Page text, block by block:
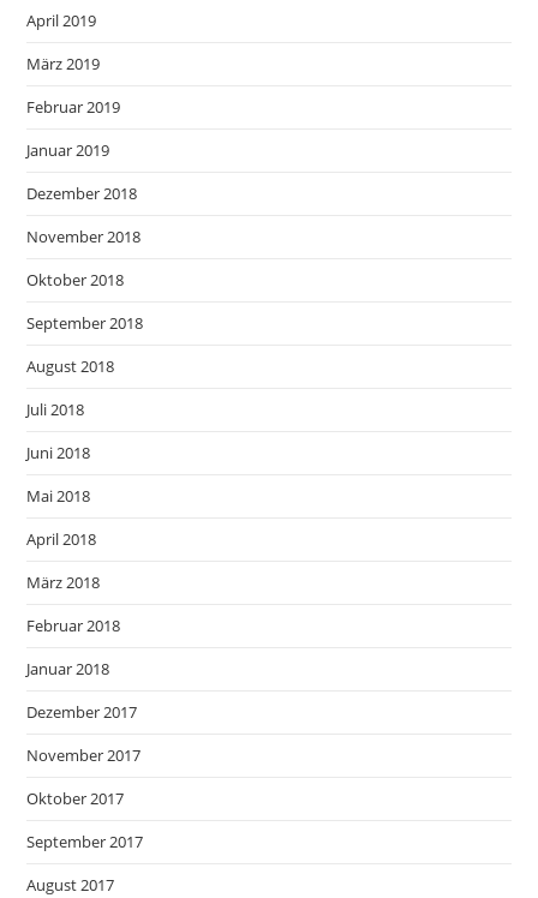
April 2019
März 2019
Februar 2019
Januar 2019
Dezember 2018
November 2018
Oktober 2018
September 2018
August 2018
Juli 2018
Juni 2018
Mai 2018
April 2018
März 2018
Februar 2018
Januar 2018
Dezember 2017
November 2017
Oktober 2017
September 2017
August 2017